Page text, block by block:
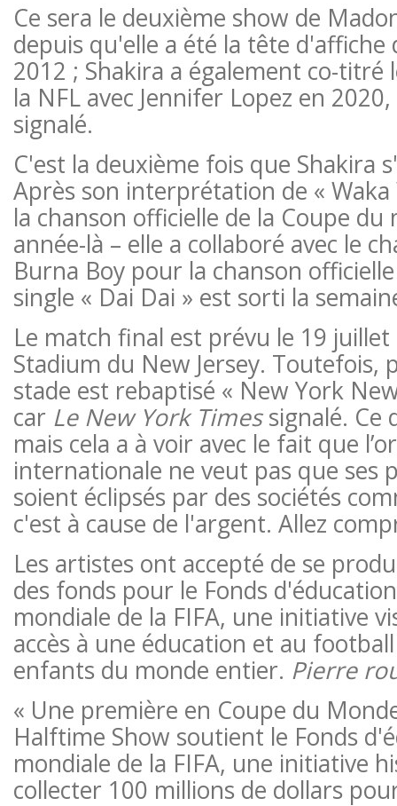
Ce sera le deuxième show de
depuis qu'elle a été la tête d'affiche
2012 ; Shakira a également co-titré
la NFL avec Jennifer Lopez en
signalé.
C'est la deuxième fois que Shakira
Après son interprétation de « Waka
la chanson officielle de la Coupe du
année-là – elle a collaboré avec le
Burna Boy pour la chanson
single « Dai Dai » est sorti la
Le match final est prévu le 19
Stadium du New Jersey. Toutefois,
stade est rebaptisé « New York
car Le New York Timessignalé. Ce
mais cela a à voir avec le fait que
internationale ne veut pas que ses
soient éclipsés par des sociétés
c'est à cause de l'argent. Allez
Les artistes ont accepté de se
des fonds pour le Fonds
mondiale de la FIFA, une initiative
accès à une éducation et au
enfants du monde entier. Pierre
« Une première en Coupe du
Halftime Show soutient le Fonds
mondiale de la FIFA, une initiative
collecter 100 millions de dollars